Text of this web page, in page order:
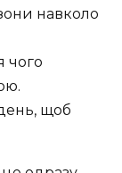
навколо
чого
щоб